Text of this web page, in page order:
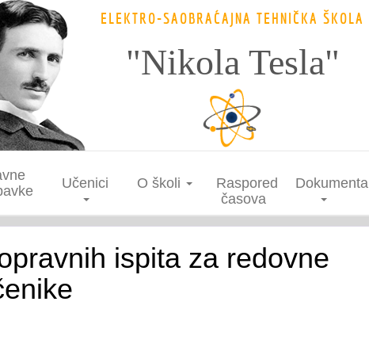
ELEKTRO-SAOBRAĆAJNA TEHNIČKA ŠKOLA
"Nikola Tesla"
Učenici O školi
Raspored
časova
Dokumenta
ispita za redovne